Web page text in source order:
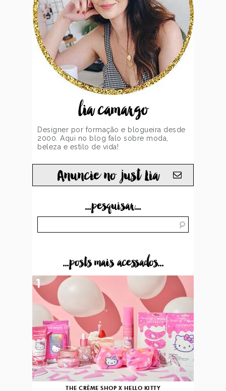
lia camargo
Designer por formação e blogueira desde
2000. Aqui no blog falo sobre moda,
beleza e estilo de vida!
Anuncie no just Lia
...pesquisar...
...posts mais acessados...
THE CRÈME SHOP X HELLO KITTY
1